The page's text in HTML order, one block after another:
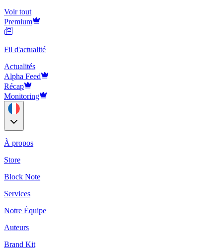
Voir tout
Premium
Fil d'actualité
Actualités
Alpha Feed
Récap
Monitoring
À propos
Store
Block Note
Services
Notre Équipe
Auteurs
Brand Kit